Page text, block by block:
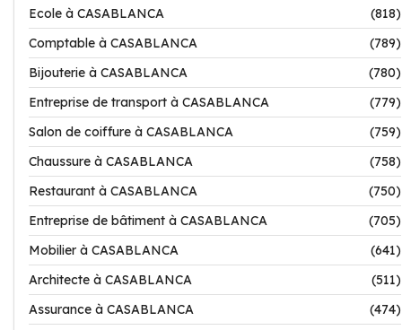
Ecole à CASABLANCA
(818)
Comptable à CASABLANCA
(789)
Bijouterie à CASABLANCA
(780)
Entreprise de transport à CASABLANCA
(779)
Salon de coiffure à CASABLANCA
(759)
Chaussure à CASABLANCA
(758)
Restaurant à CASABLANCA
(750)
Entreprise de bâtiment à CASABLANCA
(705)
Mobilier à CASABLANCA
(641)
Architecte à CASABLANCA
(511)
Assurance à CASABLANCA
(474)